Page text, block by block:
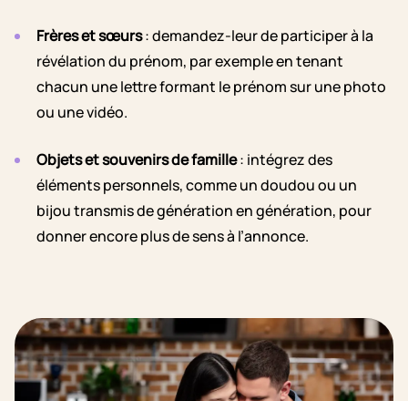
Frères et sœurs: demandez-leur de participer à la
révélation du prénom, par exemple en tenant
chacun une lettre formant le prénom sur une photo
ou une vidéo.
Objets et souvenirs de famille: intégrez des
éléments personnels, comme un doudou ou un
bijou transmis de génération en génération, pour
donner encore plus de sens à l’annonce.